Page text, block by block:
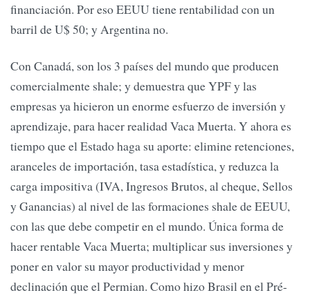
financiación. Por eso EEUU tiene rentabilidad con un
barril de U$ 50; y Argentina no.
Con Canadá, son los 3 países del mundo que producen
comercialmente shale; y demuestra que YPF y las
empresas ya hicieron un enorme esfuerzo de inversión y
aprendizaje, para hacer realidad Vaca Muerta. Y ahora es
tiempo que el Estado haga su aporte: elimine retenciones,
aranceles de importación, tasa estadística, y reduzca la
carga impositiva (IVA, Ingresos Brutos, al cheque, Sellos
y Ganancias) al nivel de las formaciones shale de EEUU,
con las que debe competir en el mundo. Única forma de
hacer rentable Vaca Muerta; multiplicar sus inversiones y
poner en valor su mayor productividad y menor
declinación que el Permian. Como hizo Brasil en el Pré-